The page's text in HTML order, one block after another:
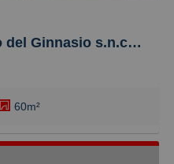
s.n.c., Taormina
60m²